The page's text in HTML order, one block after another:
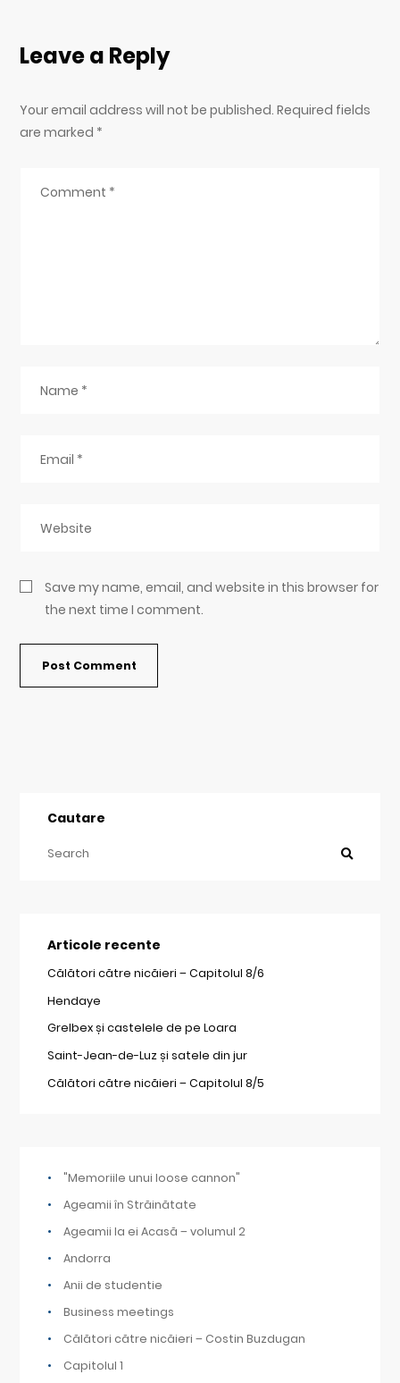
Leave a Reply
Your email address will not be published. Required fields
are marked *
Save my name, email, and website in this browser for
the next time I comment.
Cautare
Articole recente
Călători către nicăieri – Capitolul 8/6
Hendaye
Grelbex și castelele de pe Loara
Saint-Jean-de-Luz și satele din jur
Călători către nicăieri – Capitolul 8/5
"Memoriile unui loose cannon"
Ageamii în Străinătate
Ageamii la ei Acasă – volumul 2
Andorra
Anii de studentie
Business meetings
Călători către nicăieri – Costin Buzdugan
Capitolul 1